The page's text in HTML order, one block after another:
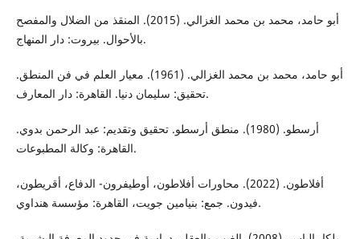
أبو حامد، محمد بن محمد الغزالي. (2015). المنقذ من الضلال والمفصح
بالأحوال. بيروت: دار المنهاج.
أبو حامد، محمد بن محمد الغزالي. (1961). معيار العلم في فن المنطق.
تحقيق: سليمان دنيا. القاهرة: دار المعارف.
أرسطو. (1980). منطق أرسطو. تحقيق وتقديم: عبد الرحمن بدوي.
القاهرة: وكالة المطبوعات.
أفلاطون. (2022). محاورات أفلاطون، أوطيفرون- الدفاع، أقريطون،
فيدون. جمع: بنيامين جويت، القاهرة: مؤسسة هنداوي.